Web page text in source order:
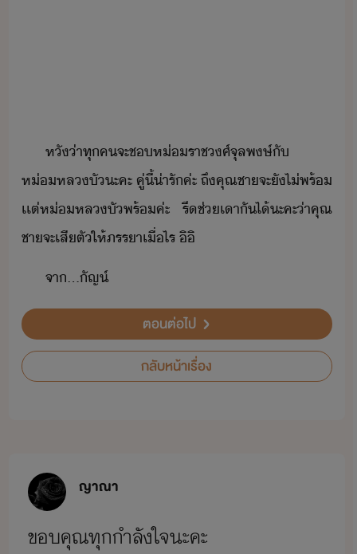
หั​่า​ทุค​จะ​ช​ห่ราชศ์​จุลพษ์​ั​
ห่หล​ั​ะคะ​ ​คู่​ี้​่ารั​ค่ะ​ ​ถึ​คุณชา​จะ​ั​ไ่​พร้​
เเต่​ห่หล​ั​พร้​ค่ะ​ ​ ​รี​ช่​เา​ัไ​้​ะคะ​่า​คุณ
ชา​จะ​เสีตั​ให้​ภรรา​เื่ไร​ ​ิิ
จา​...​ัญ​์
ตอนต่อไป
กลับหน้าเรื่อง
ญาณา
ขอบคุณทุกกำลังใจนะคะ